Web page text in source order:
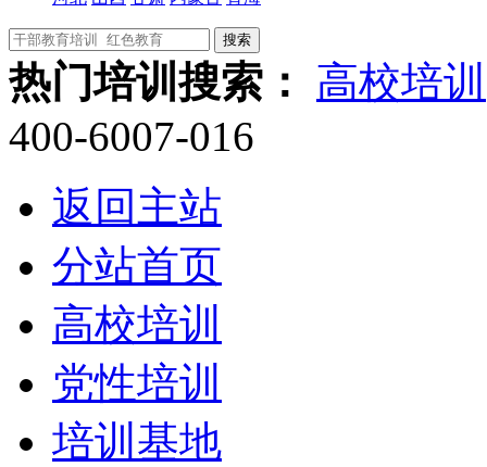
热门培训搜索：
高校培训
400-6007-016
返回主站
分站首页
高校培训
党性培训
培训基地